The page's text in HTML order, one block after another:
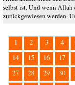
selbst ist. Und wenn Allah
zurückgewiesen werden.
1 2 3 4
14
15 16 17
27
28 29 30